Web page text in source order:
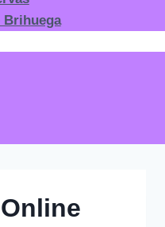
de entretenimiento